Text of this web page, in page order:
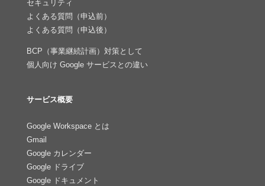
セキュリティ
よくある質問（申込前）
よくある質問（申込後）
BCP（事業継続計画）対策として
個人向け Google サービスとの違い
サービス概要
Google Workspace とは
Gmail
Google カレンダー
Google ドライブ
Google ドキュメント